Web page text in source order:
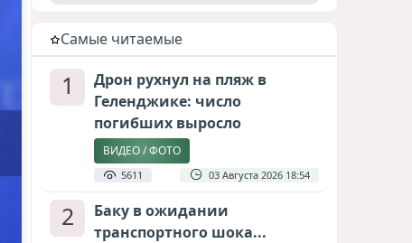
Cамые читаемые
1
Дрон рухнул на пляж в
Геленджике: число
погибших выросло
ВИДЕО / ФОТО
5611 03 Августа 2026 18:54
2
Баку в ожидании
транспортного шока...